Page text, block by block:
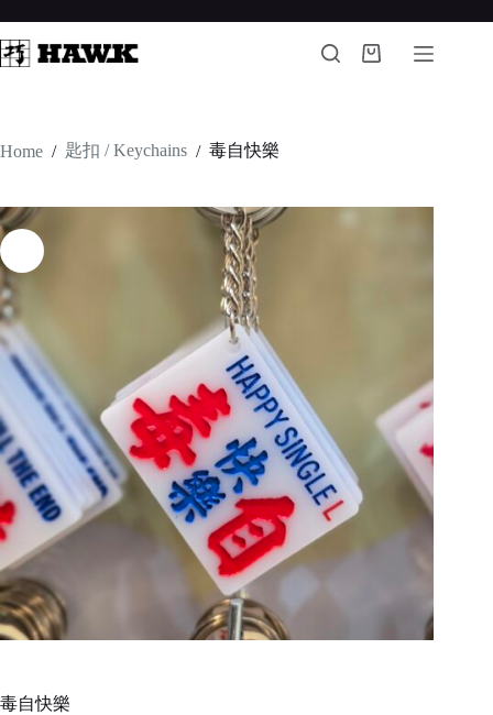
to
content
Shopping
Home / 匙扣 / Keychains / 毒自快樂
毒自快樂